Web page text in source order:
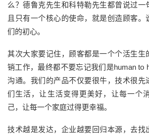
么？德鲁克先生和科特勒先生都曾说过
且只有一个核心的使命，就是创造顾客。
们的初心。
其次大家要记住，顾客都是一个个活生生
销工作，最终都不要忘记我们是human to
沟通。我们的产品不仅要很牛，技术很先
们生活，让生活变得更美好，让每一个
己，让每一个家庭过得更幸福。
技术越是发达，企业越要回归本源，去找